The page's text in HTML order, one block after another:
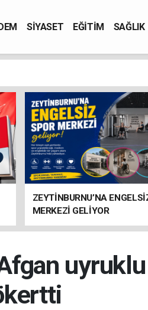
SİYASET EĞİTİM SAĞLIK
ZEYTİNBURNU’NA
MERKEZİ GELİYOR